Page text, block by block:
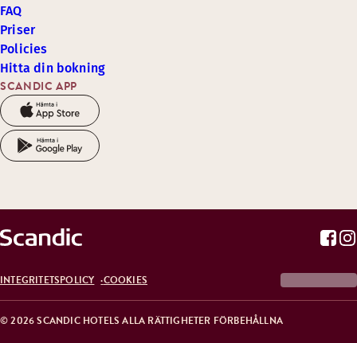
SCANDIC APP
FAQ
Priser
Policies
Hitta din bokning
© 2026 SCANDIC HOTELS ALLA RÄTTIGHETER FÖRBEHÅLLNA
INTEGRITETSPOLICY COOKIES